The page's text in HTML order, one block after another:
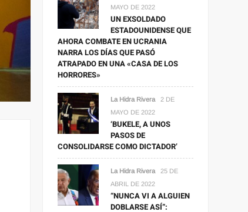
MAYO DE 2022
UN EXSOLDADO
ESTADOUNIDENSE QUE
AHORA COMBATE EN UCRANIA
NARRA LOS DÍAS QUE PASÓ
ATRAPADO EN UNA «CASA DE LOS
HORRORES»
La Hidra Rivera
2 DE
MAYO DE 2022
‘BUKELE, A UNOS
PASOS DE
CONSOLIDARSE COMO DICTADOR’
La Hidra Rivera
25 DE
ABRIL DE 2022
“NUNCA VI A ALGUIEN
DOBLARSE ASÍ”: